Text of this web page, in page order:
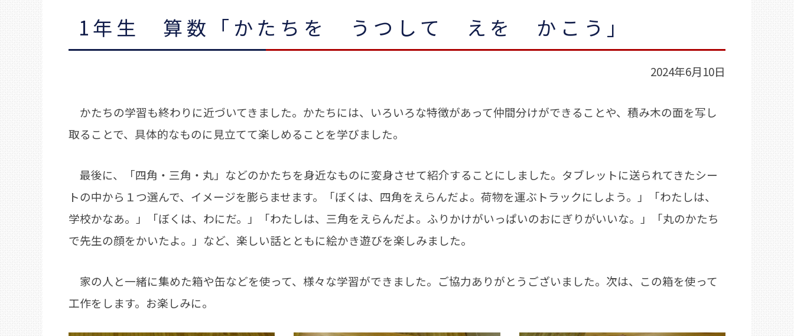
1年生 算数「かたちを うつして えを かこう」
2024年6月10日
かたちの学習も終わりに近づいてきました。かたちには、いろいろな特徴があって仲間分けができることや、積み木の面を写し
取ることで、具体的なものに見立てて楽しめることを学びました。
最後に、「四角・三角・丸」などのかたちを身近なものに変身させて紹介することにしました。タブレットに送られてきたシー
トの中から１つ選んで、イメージを膨らませます。「ぼくは、四角をえらんだよ。荷物を運ぶトラックにしよう。」「わたしは、
学校かなあ。」「ぼくは、わにだ。」「わたしは、三角をえらんだよ。ふりかけがいっぱいのおにぎりがいいな。」「丸のかたち
で先生の顔をかいたよ。」など、楽しい話とともに絵かき遊びを楽しみました。
家の人と一緒に集めた箱や缶などを使って、様々な学習ができました。ご協力ありがとうございました。次は、この箱を使って
工作をします。お楽しみに。